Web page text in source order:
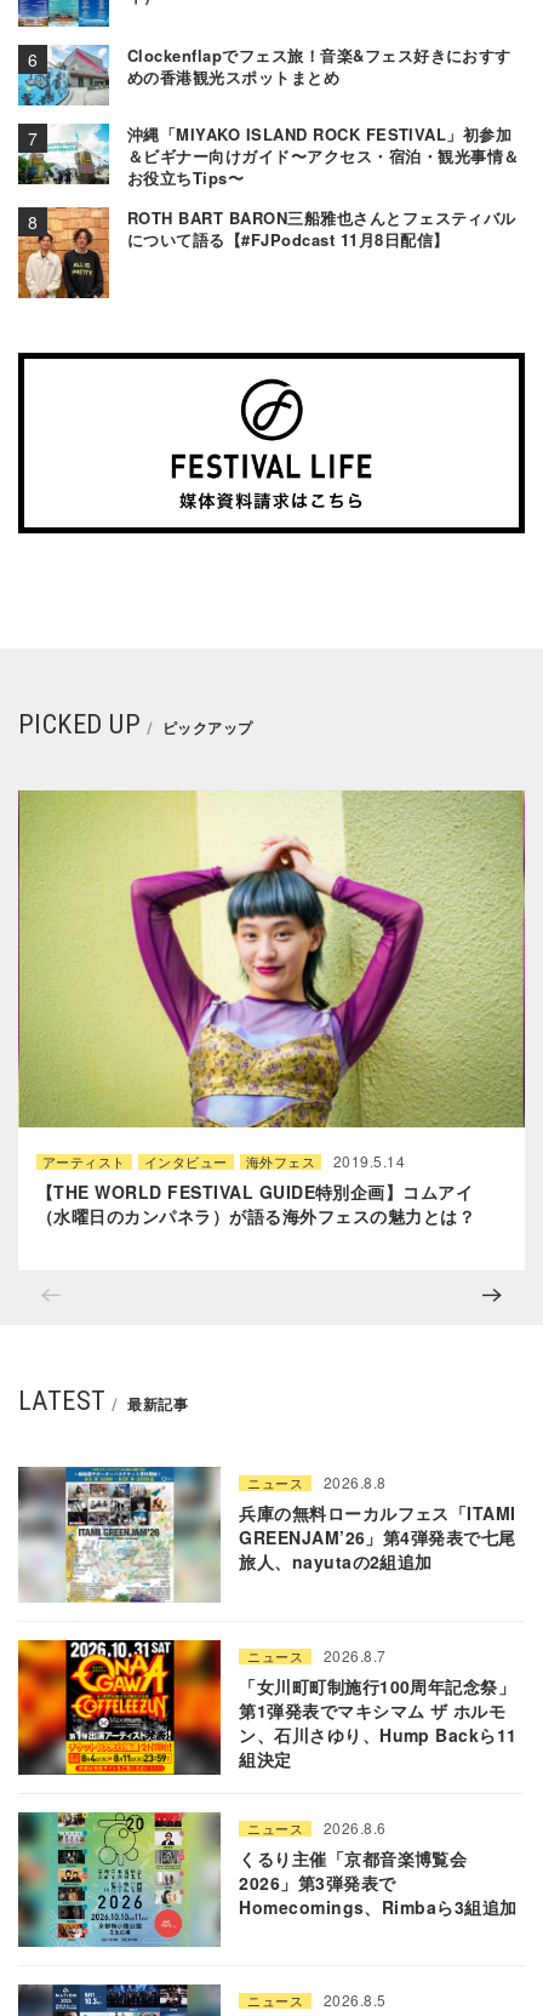
Clockenflapでフェス旅！音楽&フェス好きにおすす
めの香港観光スポットまとめ
沖縄「MIYAKO ISLAND ROCK FESTIVAL」初参加
＆ビギナー向けガイド〜アクセス・宿泊・観光事情＆
お役立ちTips〜
ROTH BART BARON三船雅也さんとフェスティバル
について語る【#FJPodcast 11月8日配信】
PICKED UP ピックアップ
アーティスト インタビュー 海外フェス 2019.5.14
【THE WORLD FESTIVAL GUIDE特別企画】コムアイ
（水曜日のカンパネラ）が語る海外フェスの魅力とは？
LATEST 最新記事
ニュース 2026.8.8
兵庫の無料ローカルフェス「ITAMI
GREENJAM’26」第4弾発表で七尾
旅人、nayutaの2組追加
ニュース 2026.8.7
「女川町町制施行100周年記念祭」
第1弾発表でマキシマム ザ ホルモ
ン、石川さゆり、Hump Backら11
組決定
ニュース 2026.8.6
くるり主催「京都音楽博覧会
2026」第3弾発表で
Homecomings、Rimbaら3組追加
ニュース 2026.8.5